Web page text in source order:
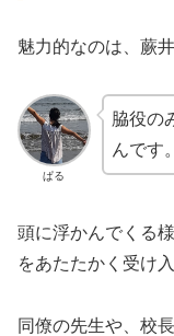
魅力的なのは、蕨
ぱる
脇役の
んです。
頭に浮かんでくる
をあたたかく受け
同僚の先生や、校